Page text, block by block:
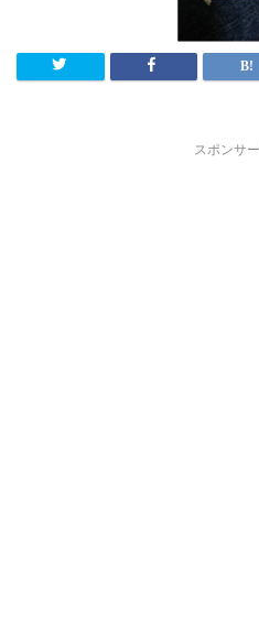
スポンサ